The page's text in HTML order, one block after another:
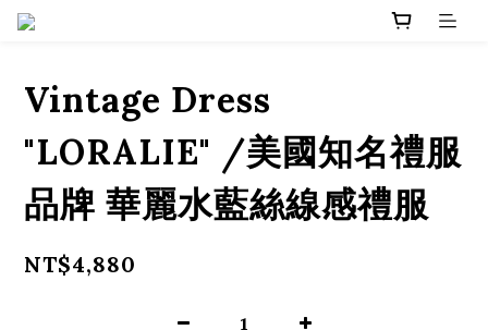
Vintage Dress
"LORALIE" /美國知名禮服
品牌 華麗水藍絲線感禮服
NT$4,880